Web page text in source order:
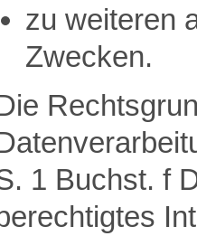
zu weiteren
Zwecken.
1 Buchst. f